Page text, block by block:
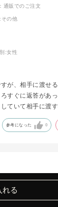
通販でのご注文
:その他
:女性
が、相手に渡せ
すぐに返答があ
ていて相手に渡
参考になった 0
れる